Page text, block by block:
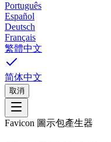
Português
Español
Deutsch
Français
繁體中文
简体中文
取消
Favicon 圖示包產生器